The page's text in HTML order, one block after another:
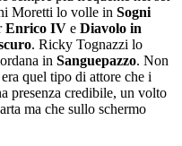
Moretti lo volle in Sogni
Enrico IV e Diavolo in
. Ricky Tognazzi lo
in Sanguepazzo. Non
quel tipo di attore che i
presenza credibile, un volto
ma che sullo schermo